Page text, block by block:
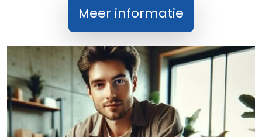
Meer informatie